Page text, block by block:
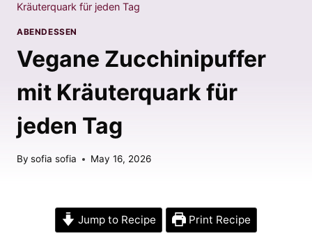
Kräuterquark für jeden Tag
ABENDESSEN
Vegane Zucchinipuffer
mit Kräuterquark für
jeden Tag
By sofia sofia May 16, 2026
Jump to Recipe Print Recipe